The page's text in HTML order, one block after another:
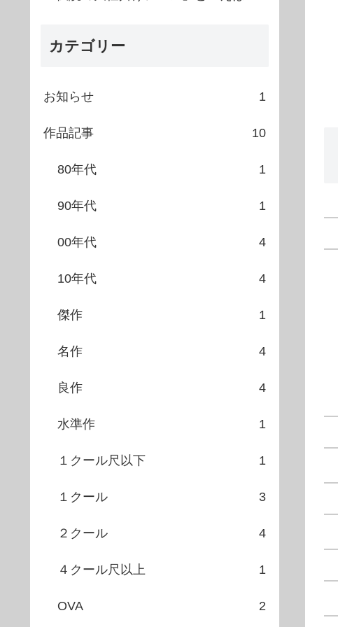
カテゴリー
お知らせ 1
作品記事 10
80年代 1
90年代 1
00年代 4
10年代 4
傑作 1
名作 4
良作 4
水準作 1
１クール尺以下 1
１クール 3
２クール 4
４クール尺以上 1
OVA 2